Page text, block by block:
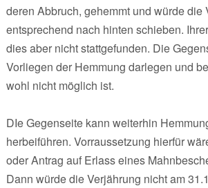
deren Abbruch, gehemmt und würde die
entsprechend nach hinten schieben.
dies aber nicht stattgefunden. Die
Vorliegen der Hemmung darlegen und
wohl nicht möglich ist.
DIe Gegenseite kann weiterhin
herbeiführen. Vorraussetzung hierfür
oder Antrag auf Erlass eines
Dann würde die Verjährung nicht am